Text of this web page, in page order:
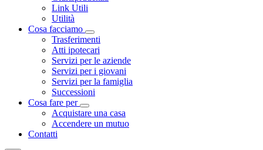
Link Utili
Utilità
Cosa facciamo
Visualizza menù di secondo livello
Trasferimenti
Atti ipotecari
Servizi per le aziende
Servizi per i giovani
Servizi per la famiglia
Successioni
Cosa fare per
Visualizza menù di secondo livello
Acquistare una casa
Accendere un mutuo
Contatti